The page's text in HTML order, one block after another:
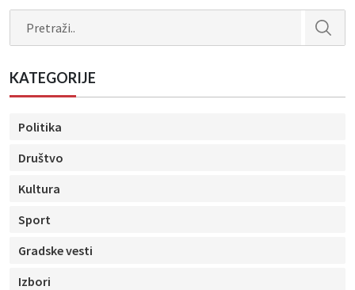
KATEGORIJE
Politika
Društvo
Kultura
Sport
Gradske vesti
Izbori